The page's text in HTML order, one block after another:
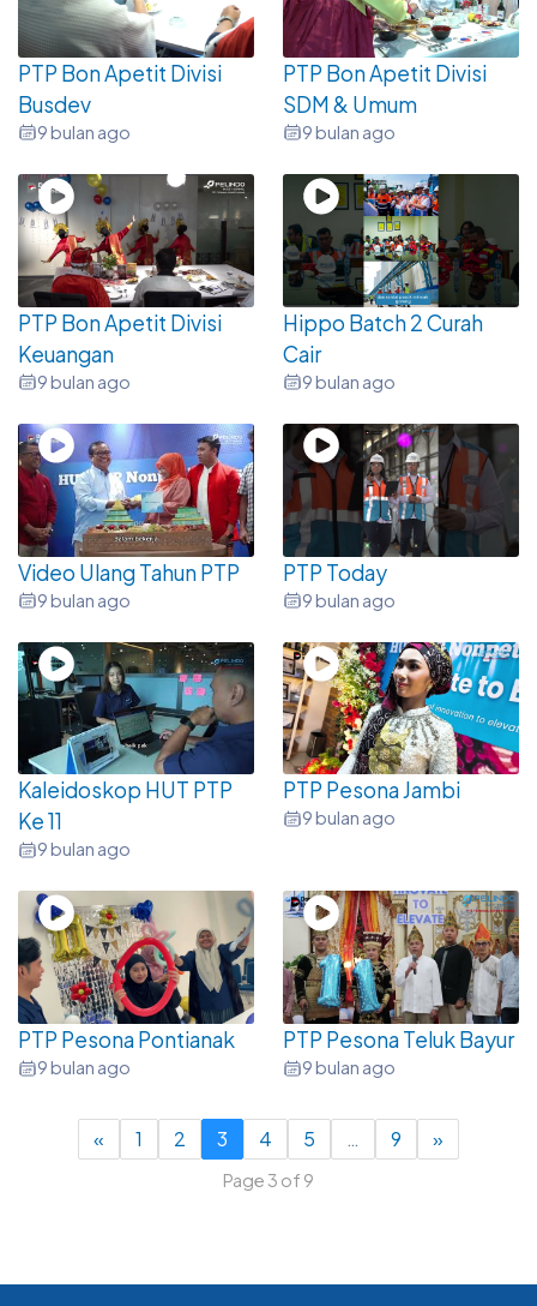
PTP Bon Apetit Divisi
Busdev
9 bulan ago
PTP Bon Apetit Divisi
SDM & Umum
9 bulan ago
PTP Bon Apetit Divisi
Keuangan
9 bulan ago
Hippo Batch 2 Curah
Cair
9 bulan ago
Video Ulang Tahun PTP
9 bulan ago
PTP Today
9 bulan ago
Kaleidoskop HUT PTP
Ke 11
9 bulan ago
PTP Pesona Jambi
9 bulan ago
PTP Pesona Pontianak
9 bulan ago
PTP Pesona Teluk Bayur
9 bulan ago
« 1 2 3 4 5 … 9 »
Page 3 of 9